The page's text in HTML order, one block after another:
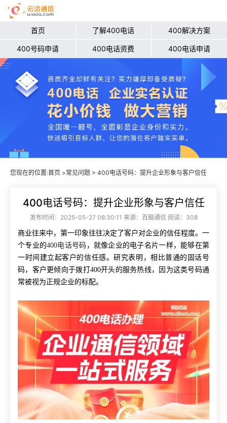
首页 了解400电话 400解决方案
400号码申请 400电话资费 400电话申请
您现在的位置:首页 >常见问题 > 400电话号码：提升企业形象与客户信任
400电话号码：提升企业形象与客户信任
发布时间：2025-05-27 08:30:11 来源：百脑通信 阅读：308
商业往来中，第一印象往往决定了客户对企业的信任程度。一
个专业的400电话号码 ，就像企业的电子名片一样，能够在第
一时间建立起客户的信任感。研究表明，相比普通的固话号
码，客户更倾向于拨打400开头的服务热线，因为这类号码通
常被视为正规企业的标配。